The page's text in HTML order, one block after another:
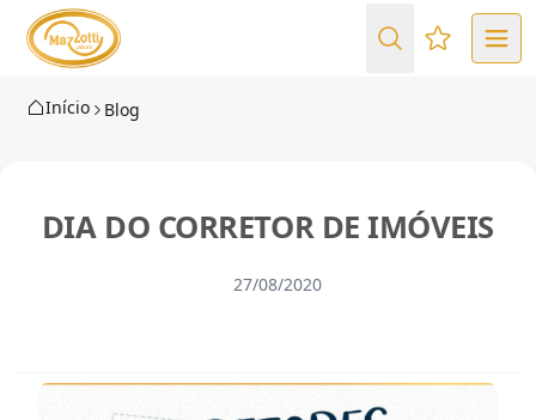
Favoritos
Início Blog
DIA DO CORRETOR DE IMÓVEIS
27/08/2020